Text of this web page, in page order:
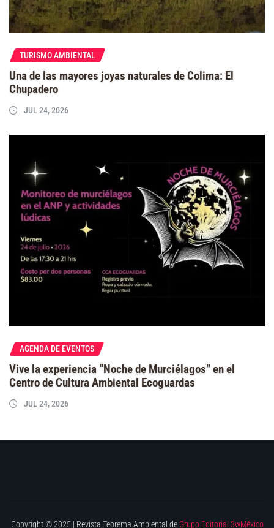
TURISMO AMBIENTAL
Una de las mayores joyas naturales de Colima: El
Chupadero
JUL 24, 2026
AGENDA DE EVENTOS
Vive la experiencia “Noche de Murciélagos” en el
Centro de Cultura Ambiental Ecoguardas
JUL 24, 2026
Copyright © 2025 | Revista Teorema Ambiental de Grupo Editorial 3wMéxico